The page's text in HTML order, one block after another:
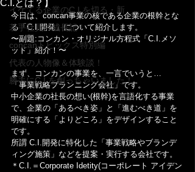
イケてる企業のC.I.を切る・新
若手社員の成長記！
concanトピックス特別編
代表の人物像＆体験談！
勝手にC.I.を創っちゃいました！
C.I.とは？】
今日は、concan事業の核である企業の根幹とな
る「C.I.開発」について紹介します。
〜副題:コンカン・オリジナル方程式「C.I.メソ
ッド」紹介！〜
まず、コンカンの事業を、一言でいうと…
「事業戦略プランニング会社」です。
中小企業の社長の想い(根幹)を言語化する事業
で、企業の「あるべき姿」と「進むべき道」を
明確にする「よりどころ」をデザインすること
です。
所謂 C.I.開発に特化した「事業戦略やブランデ
ィング施策」などを提案・実行する会社です。
＊C.I.＝Corporate Idetity(コーポレート アイデン